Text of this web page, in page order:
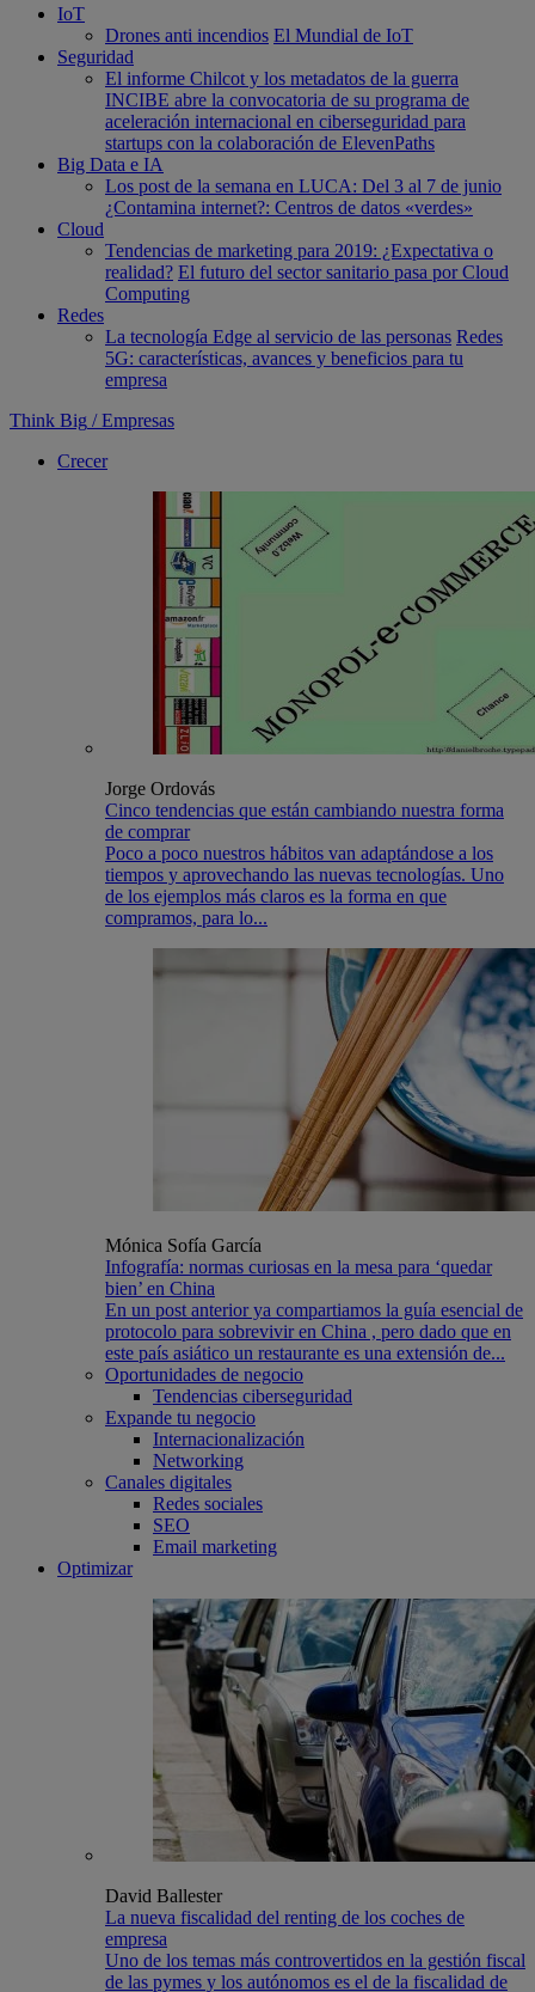
IoT
Drones anti incendios El Mundial de IoT
Seguridad
El informe Chilcot y los metadatos de la guerra
INCIBE abre la convocatoria de su programa de
aceleración internacional en ciberseguridad para
startups con la colaboración de ElevenPaths
Big Data e IA
Los post de la semana en LUCA: Del 3 al 7 de junio
¿Contamina internet?: Centros de datos «verdes»
Cloud
Tendencias de marketing para 2019: ¿Expectativa o
realidad? El futuro del sector sanitario pasa por Cloud
Computing
Redes
La tecnología Edge al servicio de las personas Redes
5G: características, avances y beneficios para tu
empresa
Think Big / Empresas
Crecer
Jorge Ordovás
Cinco tendencias que están cambiando nuestra forma
de comprar
Poco a poco nuestros hábitos van adaptándose a los
tiempos y aprovechando las nuevas tecnologías. Uno
de los ejemplos más claros es la forma en que
compramos, para lo...
Mónica Sofía García
Infografía: normas curiosas en la mesa para ‘quedar
bien’ en China
En un post anterior ya compartiamos la guía esencial de
protocolo para sobrevivir en China , pero dado que en
este país asiático un restaurante es una extensión de...
Oportunidades de negocio
Tendencias ciberseguridad
Expande tu negocio
Internacionalización
Networking
Canales digitales
Redes sociales
SEO
Email marketing
Optimizar
David Ballester
La nueva fiscalidad del renting de los coches de
empresa
Uno de los temas más controvertidos en la gestión fiscal
de las pymes y los autónomos es el de la fiscalidad de